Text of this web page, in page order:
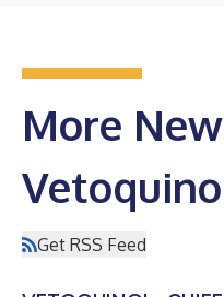
More
Get RSS Feed